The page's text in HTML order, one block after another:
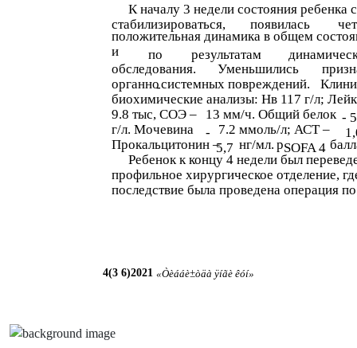
К началу 3 недели состояния ребенка
стабилизироваться,
появилась
положительная динамика в общем
и
по результатам
обследования.
Уменьшились
органно-системных повреждений.
биохимические анализы: Нв 117 г/л; Лейк
9.8 тыс, СОЭ –
13 мм/ч. Общий белок -
г/л. Мочевина - 7.2 ммоль/л; АСТ –
Прокальцитонин –5,7 нг/мл. рSOFA 4
Ребенок к концу 4 недели был
профильное хирургическое отделение,
последствие была проведена операция по
4(3 6)2021 «Òèááè±òäà ÿíãè êóí»